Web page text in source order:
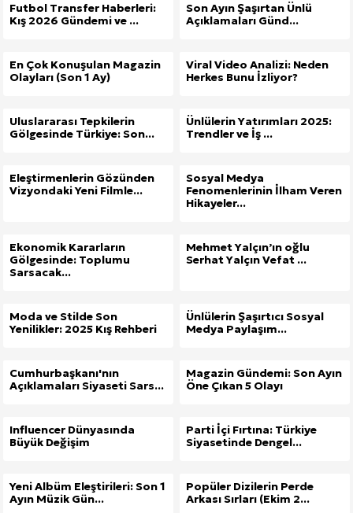
Futbol Transfer Haberleri:
Kış 2026 Gündemi ve ...
Son Ayın Şaşırtan Ünlü
Açıklamaları Günd...
En Çok Konuşulan Magazin
Olayları (Son 1 Ay)
Viral Video Analizi: Neden
Herkes Bunu İzliyor?
Uluslararası Tepkilerin
Gölgesinde Türkiye: Son...
Ünlülerin Yatırımları 2025:
Trendler ve İş ...
Eleştirmenlerin Gözünden
Vizyondaki Yeni Filmle...
Sosyal Medya
Fenomenlerinin İlham Veren
Hikayeler...
Ekonomik Kararların
Gölgesinde: Toplumu
Sarsacak...
Mehmet Yalçın’ın oğlu
Serhat Yalçın Vefat ...
Moda ve Stilde Son
Yenilikler: 2025 Kış Rehberi
Ünlülerin Şaşırtıcı Sosyal
Medya Paylaşım...
Cumhurbaşkanı'nın
Açıklamaları Siyaseti Sars...
Magazin Gündemi: Son Ayın
Öne Çıkan 5 Olayı
Influencer Dünyasında
Büyük Değişim
Parti İçi Fırtına: Türkiye
Siyasetinde Dengel...
Yeni Albüm Eleştirileri: Son 1
Ayın Müzik Gün...
Popüler Dizilerin Perde
Arkası Sırları (Ekim 2...